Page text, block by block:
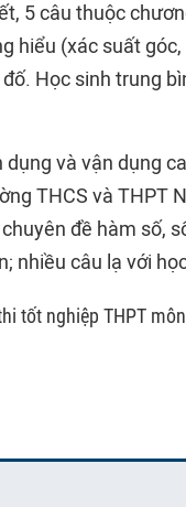
5 câu thuộc
hiểu (xác suất
Học sinh trung
và vận dụng
THCS và THPT
đề hàm số,
nhiều câu lạ với
tốt nghiệp THPT